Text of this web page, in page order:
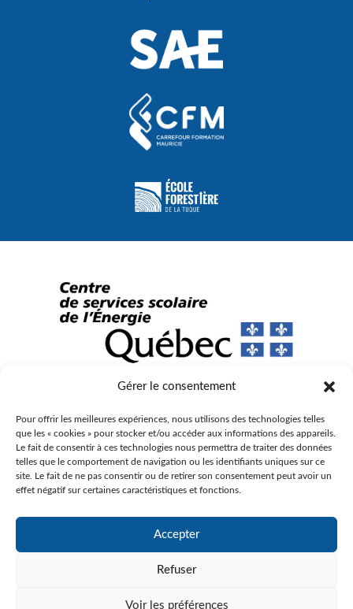
Gérer le consentement
Pour offrir les meilleures expériences, nous utilisons des technologies telles
que les « cookies » pour stocker et/ou accéder aux informations des appareils.
Le fait de consentir à ces technologies nous permettra de traiter des données
telles que le comportement de navigation ou les identifiants uniques sur ce
site. Le fait de ne pas consentir ou de retirer son consentement peut avoir un
effet négatif sur certaines caractéristiques et fonctions.
Accepter
Refuser
Voir les préférences
Agence Web :Triaxe